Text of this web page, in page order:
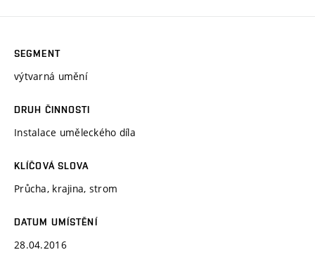
SEGMENT
výtvarná umění
DRUH ČINNOSTI
Instalace uměleckého díla
KLÍČOVÁ SLOVA
Průcha, krajina, strom
DATUM UMÍSTĚNÍ
28.04.2016